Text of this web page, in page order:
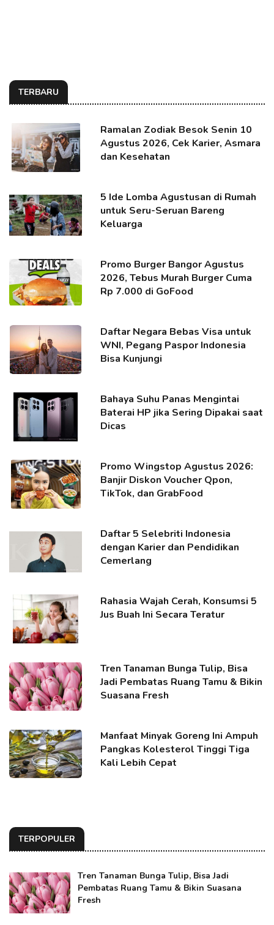
TERBARU
Ramalan Zodiak Besok Senin 10
Agustus 2026, Cek Karier, Asmara
dan Kesehatan
5 Ide Lomba Agustusan di Rumah
untuk Seru-Seruan Bareng
Keluarga
Promo Burger Bangor Agustus
2026, Tebus Murah Burger Cuma
Rp 7.000 di GoFood
Daftar Negara Bebas Visa untuk
WNI, Pegang Paspor Indonesia
Bisa Kunjungi
Bahaya Suhu Panas Mengintai
Baterai HP jika Sering Dipakai saat
Dicas
Promo Wingstop Agustus 2026:
Banjir Diskon Voucher Qpon,
TikTok, dan GrabFood
Daftar 5 Selebriti Indonesia
dengan Karier dan Pendidikan
Cemerlang
Rahasia Wajah Cerah, Konsumsi 5
Jus Buah Ini Secara Teratur
Tren Tanaman Bunga Tulip, Bisa
Jadi Pembatas Ruang Tamu & Bikin
Suasana Fresh
Manfaat Minyak Goreng Ini Ampuh
Pangkas Kolesterol Tinggi Tiga
Kali Lebih Cepat
TERPOPULER
Tren Tanaman Bunga Tulip, Bisa Jadi
Pembatas Ruang Tamu & Bikin Suasana
Fresh